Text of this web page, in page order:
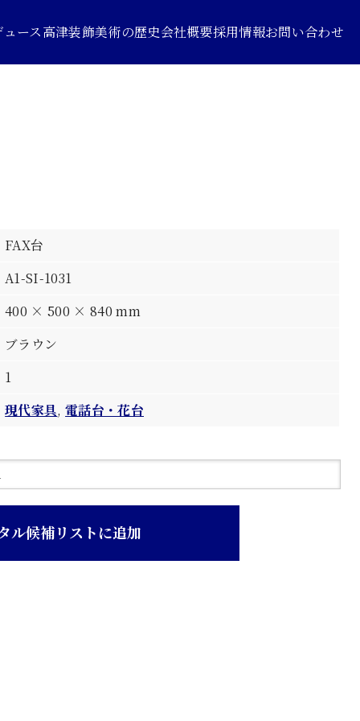
ース高津装飾美術の歴史会社概要採用情報お問い合わせ
FAX台
A1-SI-1031
400 × 500 × 840 mm
ブラウン
1
現代家具,電話台・花台
ル候補リストに追加